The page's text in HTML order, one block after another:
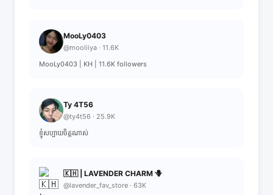
MooLy0403
@mooliiya · 11.6K
MooLy0403 | KH | 11.6K followers
Ty 4T56
@ty4t56 · 25.9K
ខ្ញំុសប្បាយចិត្តណាស់
🇰🇭 | LAVENDER CHARM 🪻
@lavender_fav_store · 63K